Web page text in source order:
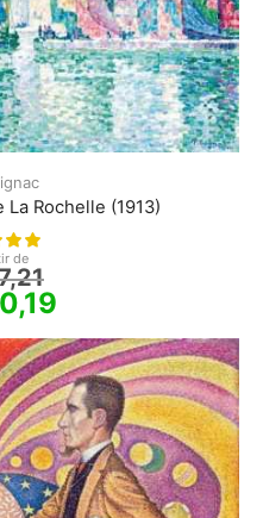
Rochelle (1913)
de